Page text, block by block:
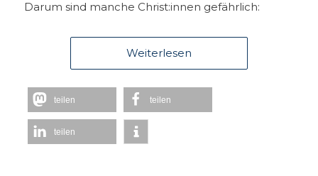
Darum sind manche Christ:innen gefährlich:
Weiterlesen
teilen teilen
teilen